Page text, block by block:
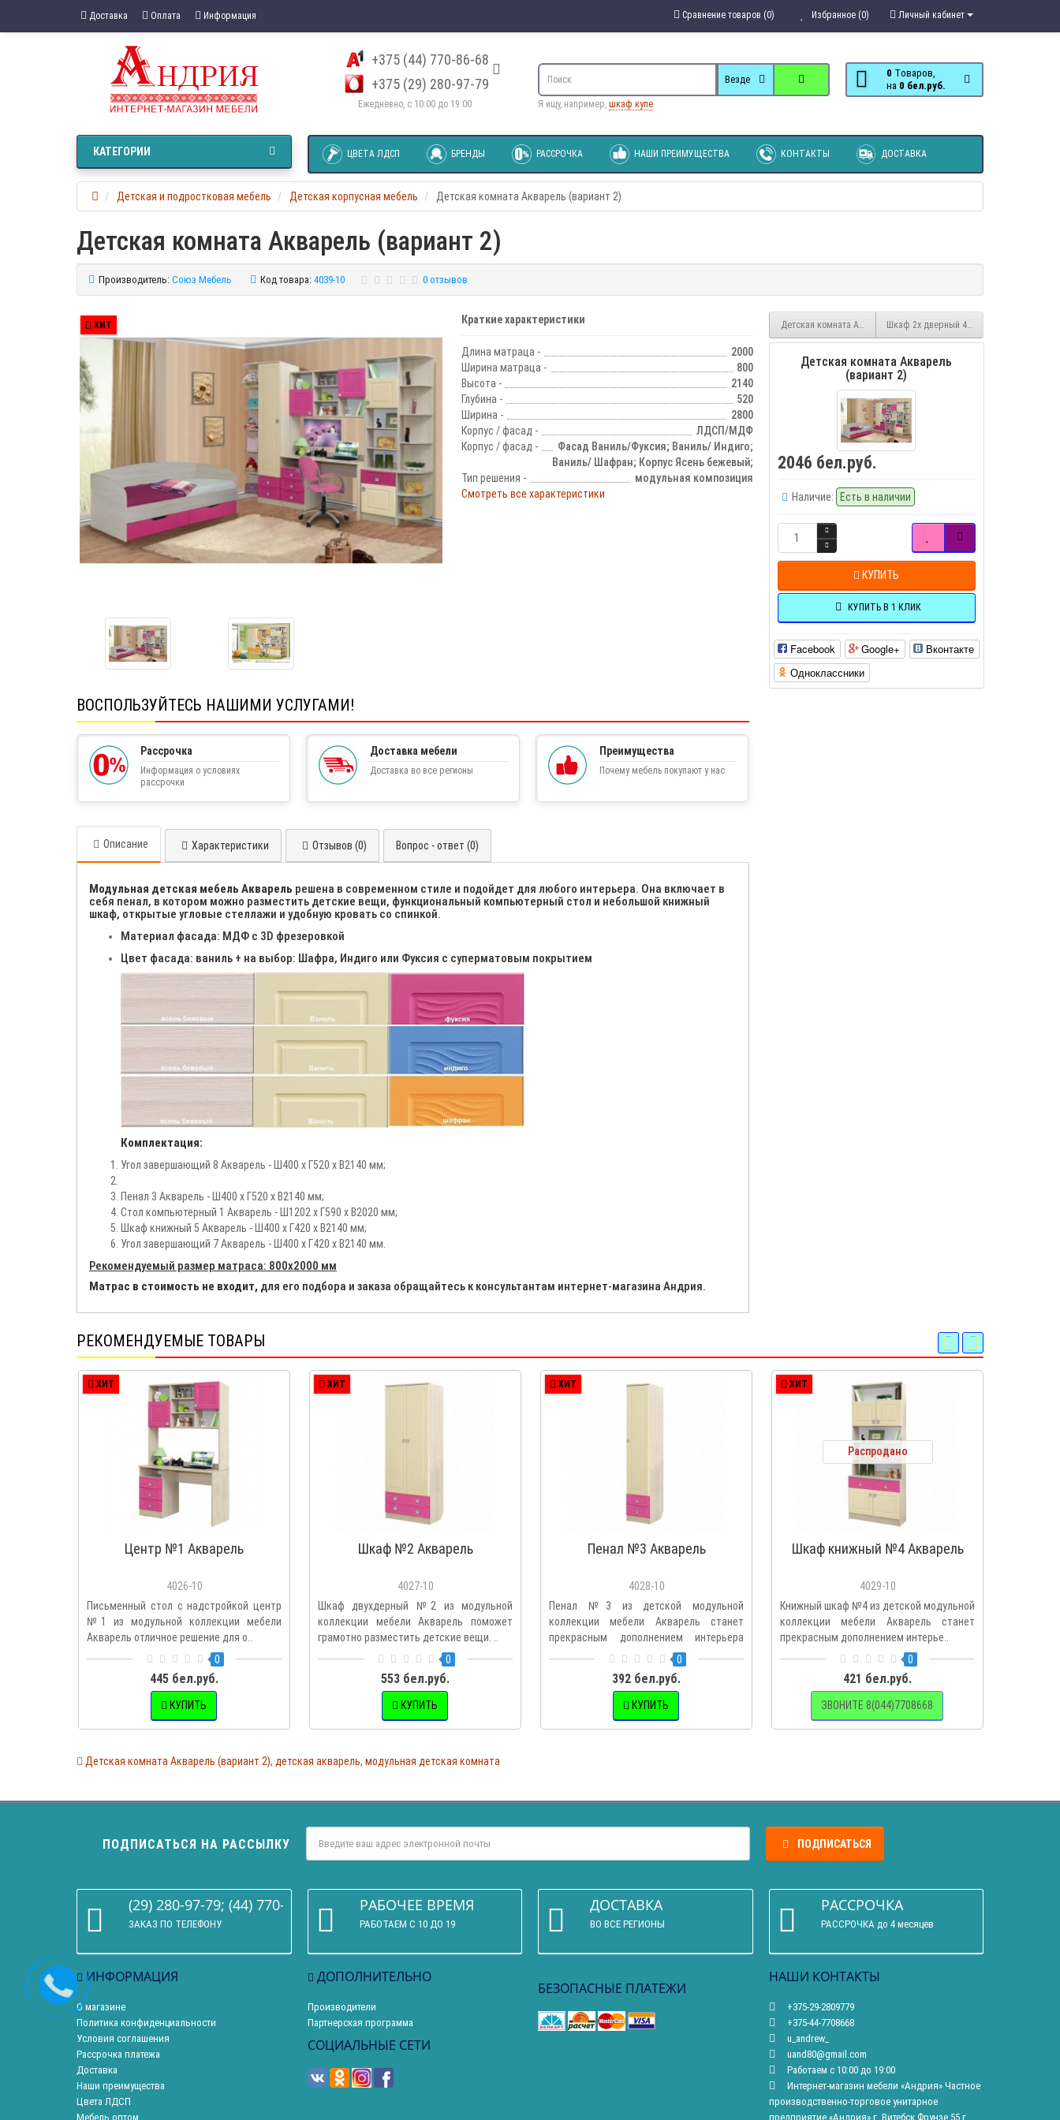
Доставка Оплата Информация Личный кабинет
Избранное (0)
Сравнение товаров (0)
+375 (44) 770-86-68
+375 (29) 280-97-79
Ежедневно, с 10:00 до 19:00
0 Tоваров,
на
0 бел.руб.
Везде
Я ищу, например, шкаф купе
ЦВЕТА ЛДСП БРЕНДЫ РАССРОЧКА НАШИ ПРЕИМУЩЕСТВА КОНТАКТЫ ДОСТАВКА
КАТЕГОРИИ
Детская и подростковая мебель Детская корпусная мебель Детская комната Акварель (вариант 2)
Детская комната Акварель (вариант 2)
Производитель: Союз Мебель Код товара: 4039-10 0 отзывов
ХИТ Краткие характеристики
Длина матраца -
2000
Ширина матраца -
800
Высота -
2140
Глубина -
520
Ширина -
2800
Корпус / фасад -
ЛДСП/МДФ
Корпус / фасад -
Фасад Ваниль/Фуксия; Ваниль/ Индиго;
Ваниль/ Шафран; Корпус Ясень бежевый;
Тип решения -
модульная композиция
Смотреть все характеристики
Детская комната Акварель (вариант 1)
Шкаф 2х дверный 4 Евро
Детская комната Акварель
(вариант 2)
2046 бел.руб.
Наличие: Есть в наличии
КУПИТЬ
КУПИТЬ В 1 КЛИК
Facebook Google+
Вконтакте
Одноклассники
ВОСПОЛЬЗУЙТЕСЬ НАШИМИ УСЛУГАМИ!
Рассрочка
Информация о условиях
рассрочки
Доставка мебели
Доставка во все регионы
Преимущества
Почему мебель покупают у нас
Описание Характеристики Отзывов (0) Вопрос - ответ (0)
Модульная детская мебель Акварель решена в современном стиле и подойдет для любого интерьера. Она включает в
себя пенал, в котором можно разместить детские вещи, функциональный компьютерный стол и небольшой книжный
шкаф, открытые угловые стеллажи и удобную кровать со спинкой.
Материал фасада: МДФ с 3D фрезеровкой
Цвет фасада: ваниль + на выбор: Шафра, Индиго или Фуксия с суперматовым покрытием
Комплектация:
Угол завершающий 8 Акварель - Ш400 х Г520 х В2140 мм;
Пенал 3 Акварель - Ш400 х Г520 х В2140 мм;
Стол компьютерный 1 Акварель - Ш1202 х Г590 х В2020 мм;
Шкаф книжный 5 Акварель - Ш400 х Г420 х В2140 мм;
Угол завершающий 7 Акварель - Ш400 х Г420 х В2140 мм.
Рекомендуемый размер матраса: 800х2000 мм
Матрас в стоимость не входит, для его подбора и заказа обращайтесь к консультантам интернет-магазина Андрия.
РЕКОМЕНДУЕМЫЕ ТОВАРЫ
ХИТ
Центр №1 Акварель
4026-10
Письменный стол с надстройкой центр
№1 из модульной коллекции мебели
Акварель отличное решение для о..
0
445 бел.руб.
КУПИТЬ
ХИТ
Шкаф №2 Акварель
4027-10
Шкаф двухдерный №2 из модульной
коллекции мебели Акварель поможет
грамотно разместить детские вещи. ..
0
553 бел.руб.
КУПИТЬ
ХИТ
Пенал №3 Акварель
4028-10
Пенал №3 из детской модульной
коллекции мебели Акварель станет
прекрасным дополнением интерьера
0
392 бел.руб.
КУПИТЬ
ХИТ
Распродано
Шкаф книжный №4 Акварель
4029-10
Книжный шкаф №4 из детской модульной
коллекции мебели Акварель станет
прекрасным дополнением интерье..
0
421 бел.руб.
ЗВОНИТЕ 8(044)7708668
Детская комната Акварель (вариант 2), детская акварель, модульная детская комната
ПОДПИСАТЬСЯ НА РАССЫЛКУ ПОДПИСАТЬСЯ
(29) 280-97-79; (44) 770-86-68
ЗАКАЗ ПО ТЕЛЕФОНУ
РАБОЧЕЕ ВРЕМЯ
РАБОТАЕМ С 10 ДО 19
ДОСТАВКА
ВО ВСЕ РЕГИОНЫ
РАССРОЧКА
РАССРОЧКА до 4 месяцев
ИНФОРМАЦИЯ
О магазине
Политика конфиденциальности
Условия соглашения
Рассрочка платежа
Доставка
Наши преимущества
Цвета ЛДСП
Мебель оптом
ДОПОЛНИТЕЛЬНО
Производители
Партнерская программа
СОЦИАЛЬНЫЕ СЕТИ
БЕЗОПАСНЫЕ ПЛАТЕЖИ
НАШИ КОНТАКТЫ
+375-29-2809779
+375-44-7708668
u_andrew_
uand80@gmail.com
Работаем с 10:00 до 19:00
Интернет-магазин мебели «Андрия» Частное
производственно-торговое унитарное
предприятие «Андрия» г. Витебск Фрунзе 55 г.